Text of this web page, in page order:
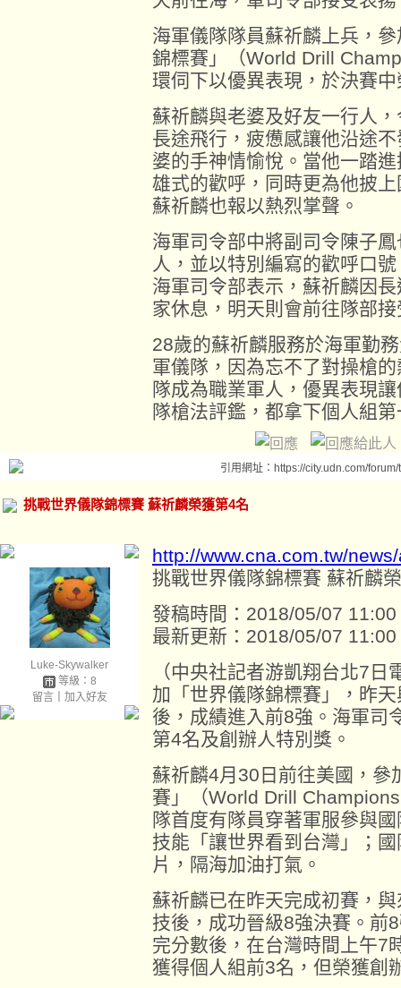
海軍儀隊隊員蘇祈麟上兵，
錦標賽」（World Drill
環伺下以優異表現，於決賽
蘇祈麟與老婆及好友一行人
長途飛行，疲憊感讓他沿途
婆的手神情愉悅。當他一踏
雄式的歡呼，同時更為他披
蘇祈麟也報以熱烈掌聲。
海軍司令部中將副司令陳子
人，並以特別編寫的歡呼口
海軍司令部表示，蘇祈麟因
家休息，明天則會前往隊部
28歲的蘇祈麟服務於海軍勤
軍儀隊，因為忘不了對操槍
隊成為職業軍人，優異表現
隊槍法評鑑，都拿下個人組
引用網址：https://city.udn.com/
挑戰世界儀隊錦標賽 蘇祈麟榮獲第4名
Luke-Skywalker
等級：8
留言｜ 加入好友
http://www.cna.com.tw/
挑戰世界儀隊錦標賽 蘇祈麟
發稿時間：2018/05/07 11:00
最新更新：2018/05/07 11:00
（中央社記者游凱翔台北7
加「世界儀隊錦標賽」，昨
後，成績進入前8強。海軍司
第4名及創辦人特別獎。
蘇祈麟4月30日前往美國，參
賽」（World Drill
隊首度有隊員穿著軍服參與
技能「讓世界看到台灣」；
片，隔海加油打氣。
蘇祈麟已在昨天完成初賽，
技後，成功晉級8強決賽。前
完分數後，在台灣時間上午7
獲得個人組前3名，但榮獲創